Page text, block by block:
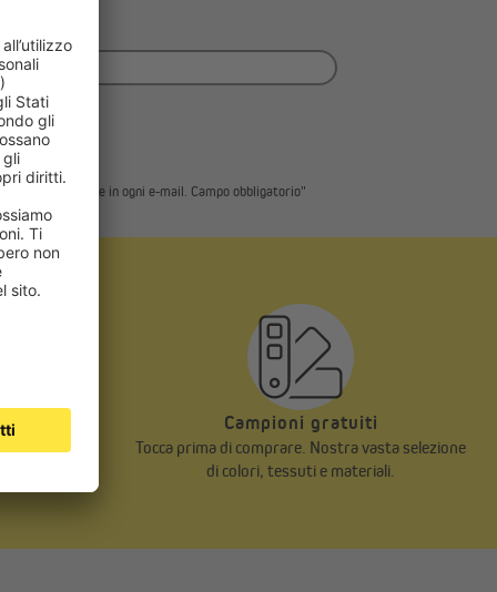
il link presente in ogni e-mail. Campo obbligatorio"
giusto
Campioni gratuiti
Tocca prima di comprare. Nostra vasta selezione
di colori, tessuti e materiali.